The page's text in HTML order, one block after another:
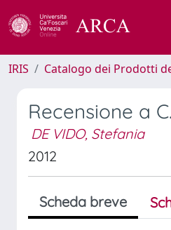
IRIS Catalogo dei Prodotti
Recensione a
DE VIDO, Stefania
2012
Scheda breve